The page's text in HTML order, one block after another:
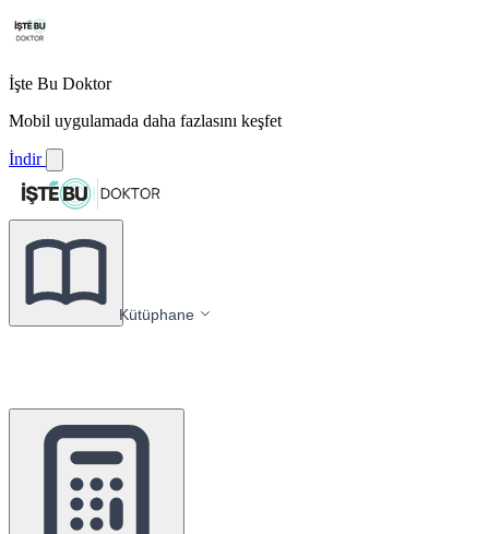
İşte Bu Doktor
Mobil uygulamada daha fazlasını keşfet
İndir
Kütüphane